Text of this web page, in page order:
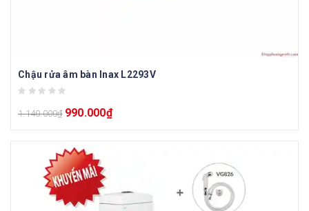
Chậu rửa âm bàn Inax L2293V
1.140.000₫ 990.000₫